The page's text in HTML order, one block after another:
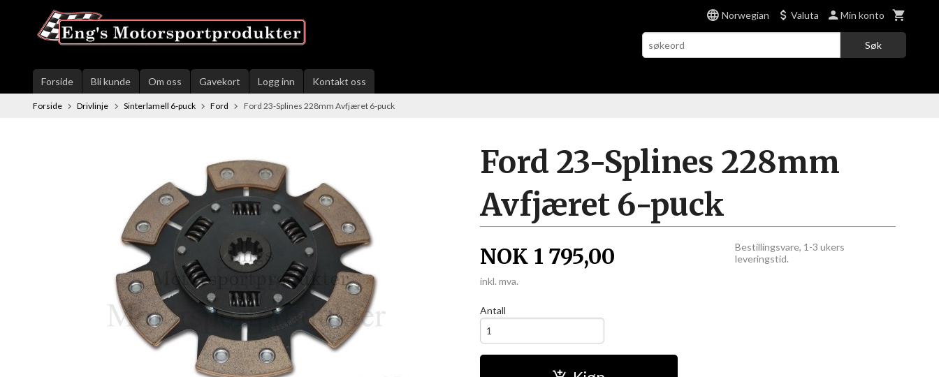
innholdet
Norwegian Valuta Min konto
Søk
Forside Bli kunde Om oss Gavekort Logg inn Kontakt oss
Forside Drivlinje Sinterlamell 6-puck Ford Ford 23-Splines 228mm Avfjæret 6-puck
Ford 23-Splines 228mm
Avfjæret 6-puck
NOK 1 795,00
inkl. mva.
Bestillingsvare, 1-3 ukers
leveringstid.
Antall